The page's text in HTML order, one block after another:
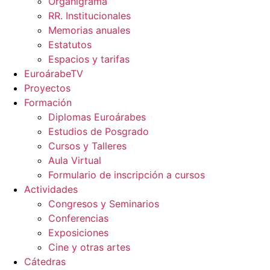
RR. Institucionales
Memorias anuales
Estatutos
Espacios y tarifas
EuroárabeTV
Proyectos
Formación
Diplomas Euroárabes
Estudios de Posgrado
Cursos y Talleres
Aula Virtual
Formulario de inscripción a cursos
Actividades
Congresos y Seminarios
Conferencias
Exposiciones
Cine y otras artes
Cátedras